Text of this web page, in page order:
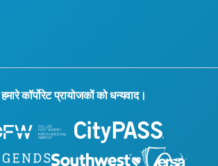
हमारे कॉर्पोरेट प्रायोजकों को धन्यवाद।